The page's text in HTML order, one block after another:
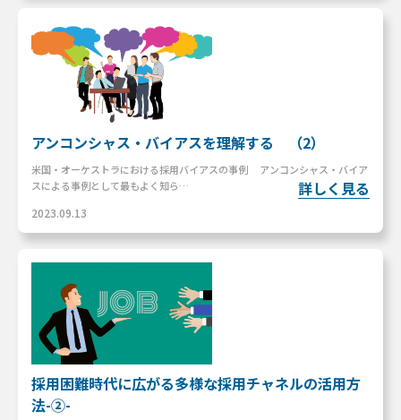
アンコンシャス・バイアスを理解する （2）
米国・オーケストラにおける採用バイアスの事例 アンコンシャス・バイア
スによる事例として最もよく知ら…
詳しく見る
2023.09.13
採用困難時代に広がる多様な採用チャネルの活用方
法-②-